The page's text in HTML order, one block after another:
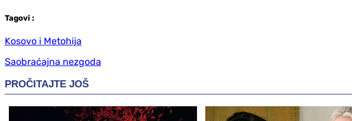
Tagovi :
Kosovo i Metohija
Saobraćajna nezgoda